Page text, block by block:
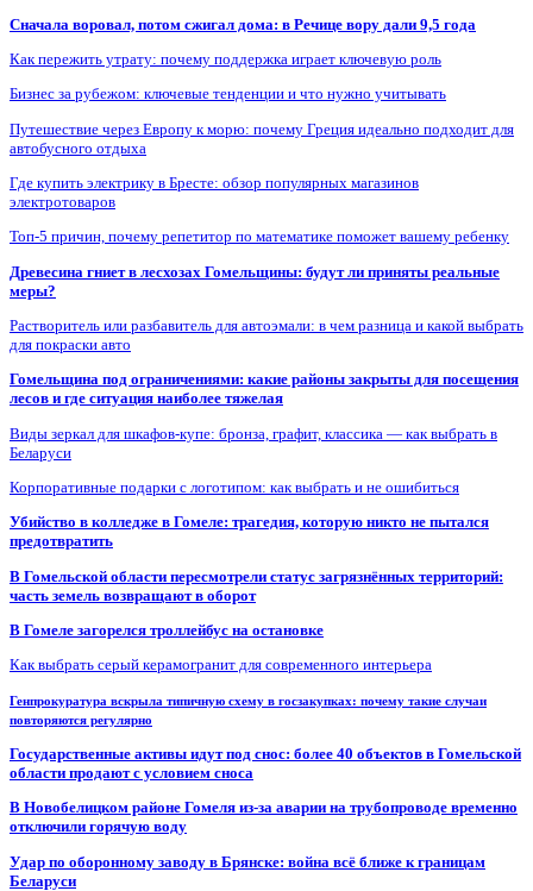
Сначала воровал, потом сжигал дома: в Речице вору дали 9,5 года
Как пережить утрату: почему поддержка играет ключевую роль
Бизнес за рубежом: ключевые тенденции и что нужно учитывать
Путешествие через Европу к морю: почему Греция идеально подходит для
автобусного отдыха
Где купить электрику в Бресте: обзор популярных магазинов
электротоваров
Топ-5 причин, почему репетитор по математике поможет вашему ребенку
Древесина гниет в лесхозах Гомельщины: будут ли приняты реальные
меры?
Растворитель или разбавитель для автоэмали: в чем разница и какой выбрать
для покраски авто
Гомельщина под ограничениями: какие районы закрыты для посещения
лесов и где ситуация наиболее тяжелая
Виды зеркал для шкафов-купе: бронза, графит, классика — как выбрать в
Беларуси
Корпоративные подарки с логотипом: как выбрать и не ошибиться
Убийство в колледже в Гомеле: трагедия, которую никто не пытался
предотвратить
В Гомельской области пересмотрели статус загрязнённых территорий:
часть земель возвращают в оборот
В Гомеле загорелся троллейбус на остановке
Как выбрать серый керамогранит для современного интерьера
Генпрокуратура вскрыла типичную схему в госзакупках: почему такие случаи
повторяются регулярно
Государственные активы идут под снос: более 40 объектов в Гомельской
области продают с условием сноса
В Новобелицком районе Гомеля из-за аварии на трубопроводе временно
отключили горячую воду
Удар по оборонному заводу в Брянске: война всё ближе к границам
Беларуси